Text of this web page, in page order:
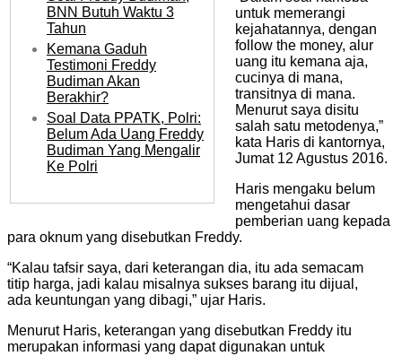
BNN Butuh Waktu 3
Tahun
Kemana Gaduh
Testimoni Freddy
Budiman Akan
Berakhir?
Soal Data PPATK, Polri:
Belum Ada Uang Freddy
Budiman Yang Mengalir
Ke Polri
untuk memerangi
kejahatannya, dengan
follow the money, alur
uang itu kemana aja,
cucinya di mana,
transitnya di mana.
Menurut saya disitu
salah satu metodenya,”
kata Haris di kantornya,
Jumat 12 Agustus 2016.
Haris mengaku belum
mengetahui dasar
pemberian uang kepada
para oknum yang disebutkan Freddy.
“Kalau tafsir saya, dari keterangan dia, itu ada semacam
titip harga, jadi kalau misalnya sukses barang itu dijual,
ada keuntungan yang dibagi,” ujar Haris.
Menurut Haris, keterangan yang disebutkan Freddy itu
merupakan informasi yang dapat digunakan untuk